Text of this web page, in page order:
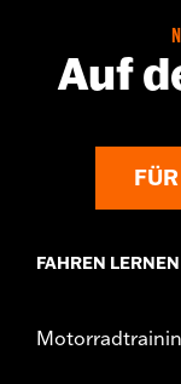
Erfordert
erfordert
Reifen in
Auf
FAHREN LERNEN